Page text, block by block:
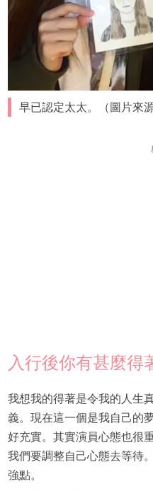
早已認定太太。（圖片來
入行後你有甚麼得
我想我的得著是令我的人生
義。現在這一個是我自己的
好充實。其實演員心態也很
我們要調整自己心態去等待
強點。